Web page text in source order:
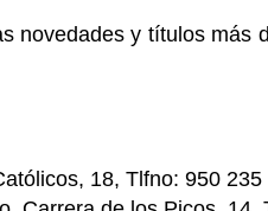
novedades y títulos más
18, Tlfno: 950 235